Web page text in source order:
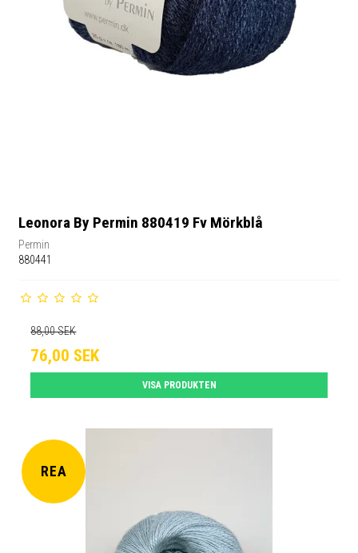
Leonora By Permin 880419 Fv Mörkblå
Permin
880441
88,00 SEK
76,00 SEK
VISA PRODUKTEN
REA